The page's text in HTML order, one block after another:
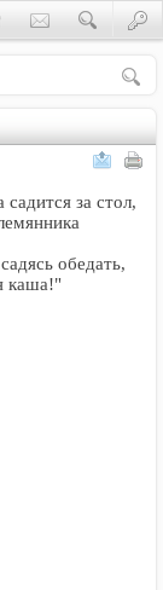
за стол,
обедать,
каша!"